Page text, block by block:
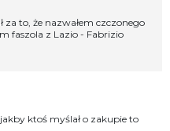
to, że nazwałem czczonego
faszola z Lazio - Fabrizio
jakby ktoś myślał o zakupie to